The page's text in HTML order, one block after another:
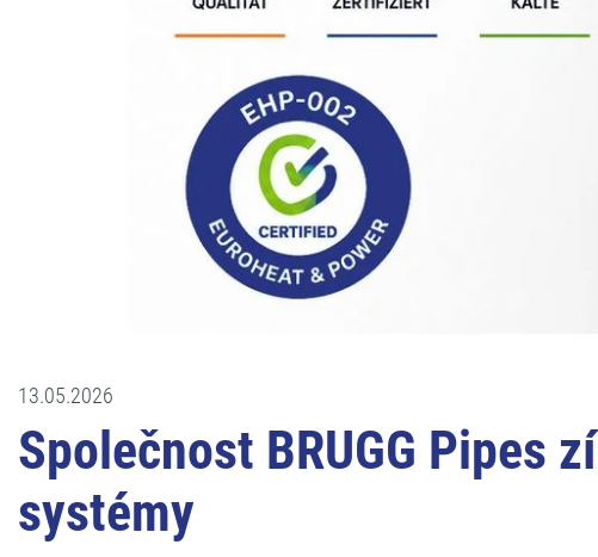
13.05.2026
Společnost BRUGG
systémy